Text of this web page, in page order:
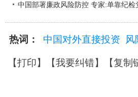
中国部署廉政风险防控 专家:单靠纪检
热词： 中国对外直接投资 风
【打印】【我要纠错】【复制